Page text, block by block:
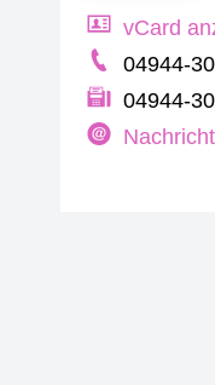
vCard
04944-
04944-